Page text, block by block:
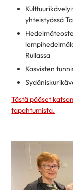
yhteistyössä
Rullassa
Kasvisten
Tästä pääset
tapahtumista.